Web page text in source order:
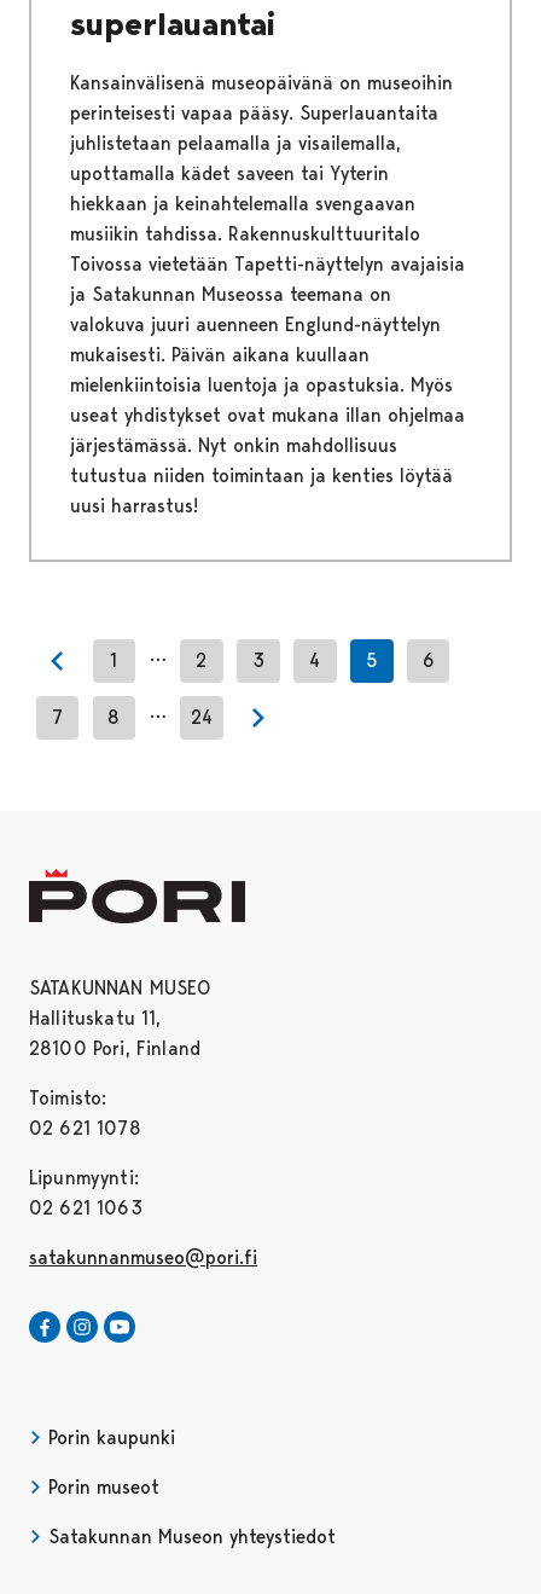
superlauantai
Kansainvälisenä museopäivänä on museoihin
perinteisesti vapaa pääsy. Superlauantaita
juhlistetaan pelaamalla ja visailemalla,
upottamalla kädet saveen tai Yyterin
hiekkaan ja keinahtelemalla svengaavan
musiikin tahdissa. Rakennuskulttuuritalo
Toivossa vietetään Tapetti-näyttelyn avajaisia
ja Satakunnan Museossa teemana on
valokuva juuri auenneen Englund-näyttelyn
mukaisesti. Päivän aikana kuullaan
mielenkiintoisia luentoja ja opastuksia. Myös
useat yhdistykset ovat mukana illan ohjelmaa
järjestämässä. Nyt onkin mahdollisuus
tutustua niiden toimintaan ja kenties löytää
uusi harrastus!
Previous page
1 … 2 3 4 5 6
7 8 … 24
Next page
SATAKUNNAN MUSEO
Hallituskatu 11,
28100 Pori, Finland
Toimisto:
02 621 1078
Lipunmyynti:
02 621 1063
satakunnanmuseo@pori.fi
Satakunnan Museo Facebookissa
Avautuu uudessa välilehdessä
Satakunnan Museo Instagrammissa
Avautuu uudessa välilehdessä
Porin kaupunki
Porin museot
Satakunnan Museon yhteystiedot